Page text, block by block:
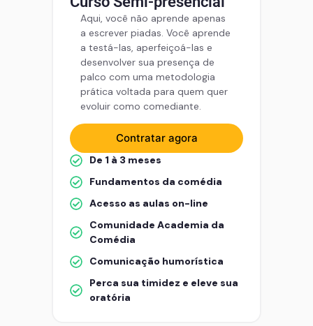
Aqui, você não aprende apenas
a escrever piadas. Você aprende
a testá-las, aperfeiçoá-las e
desenvolver sua presença de
palco com uma metodologia
prática voltada para quem quer
evoluir como comediante.
Contratar agora
De 1 à 3 meses
Fundamentos da comédia
Acesso as aulas on-line
Comunidade Academia da
Comédia
Comunicação humorística
Perca sua timidez e eleve sua
oratória